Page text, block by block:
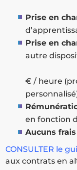
Prise en
Prise en
autre
le
€ / heure
en fonction
Aucuns
CONSULTER le
aux contrats en